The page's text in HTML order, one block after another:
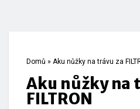
Domů » Aku nůžky na trávu za
Aku nůžky na
FILTRON